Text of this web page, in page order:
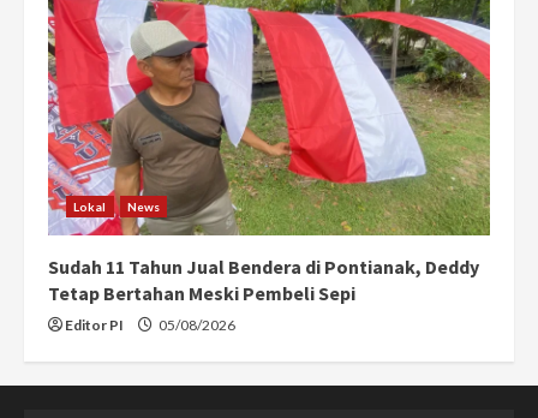
Lokal News
Sudah 11 Tahun Jual Bendera di Pontianak, Deddy
Tetap Bertahan Meski Pembeli Sepi
Editor PI 05/08/2026